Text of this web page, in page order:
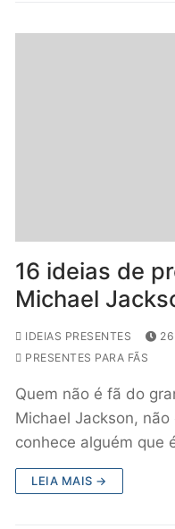
16 ideias de
Michael
IDEIAS PRESENTES
PRESENTES PARA FÃS
Quem não é fã do
Michael Jackson,
conhece alguém que
LEIA MAIS →